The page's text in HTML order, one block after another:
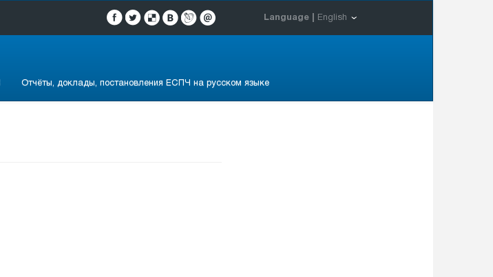
Language | English
Отчёты, доклады, постановления ЕСПЧ на русском языке